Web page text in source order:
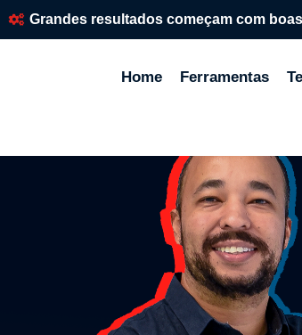
Grandes resultados começam com
Home Ferramentas